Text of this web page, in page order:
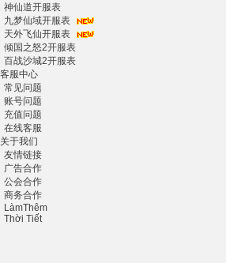
神仙道开服表
九梦仙域开服表
天外飞仙开服表
倾国之怒2开服表
百战沙城2开服表
客服中心
常见问题
账号问题
充值问题
在线客服
关于我们
友情链接
广告合作
公会合作
商务合作
LàmThêm
Thời Tiết